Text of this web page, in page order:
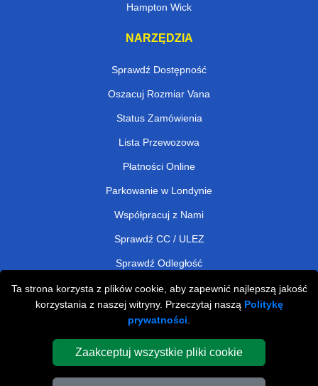
Ta strona korzysta z plików cookie, aby zapewnić najlepszą jakość
korzystania z naszej witryny. Przeczytaj naszą Politykę
prywatności
Zaakceptuj wszystkie pliki cookie
Hampton Wick
NARZĘDZIA
Sprawdź Dostępność
Oszacuj Rozmiar Vana
Status Zamówienia
Lista Przewozowa
Płatności Online
Parkowanie w Londynie
Współpracuj z Nami
Sprawdź CC / ULEZ
Sprawdź Odległość
Man and Van Removals